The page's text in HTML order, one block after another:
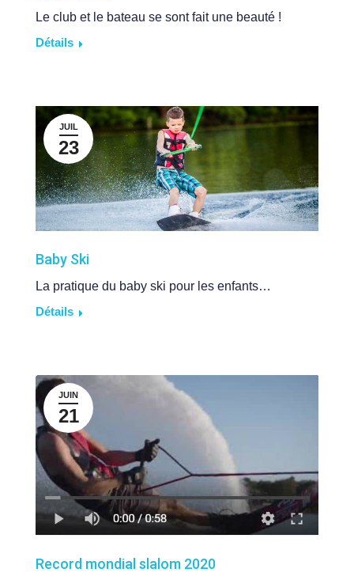
Le club et le bateau se sont fait une beauté !
Détails
JUIL
23
Baby Ski
La pratique du baby ski pour les enfants…
Détails
JUIN
21
Record mondial slalom 2020